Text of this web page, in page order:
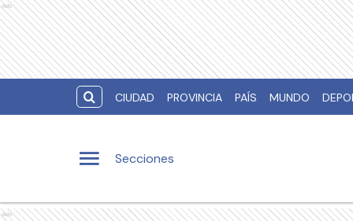
Ads
CIUDAD PROVINCIA PAÍS MUNDO
Secciones
Ads